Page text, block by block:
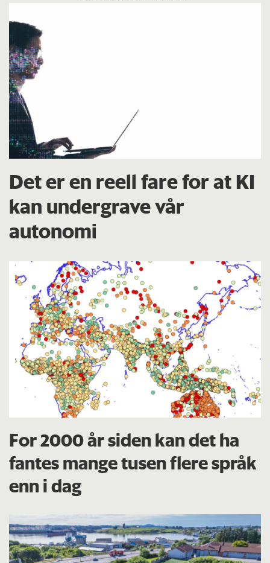
Det er en reell fare for at KI
kan undergrave vår
autonomi
For 2000 år siden kan det ha
fantes mange tusen flere språk
enn i dag